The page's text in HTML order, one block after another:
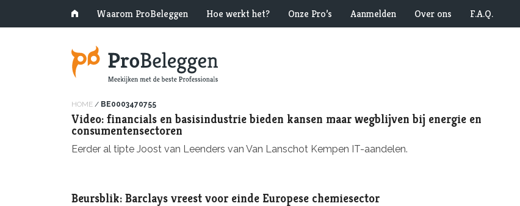
Waarom ProBeleggen Hoe werkt het? Onze Pro’s Aanmelden Over ons F.A.Q.
HOME / BE0003470755
Video: financials en basisindustrie bieden kansen maar wegblijven bij energie en
consumentensectoren
Eerder al tipte Joost van Leenders van Van Lanschot Kempen IT-aandelen.
Beursblik: Barclays vreest voor einde Europese chemiesector